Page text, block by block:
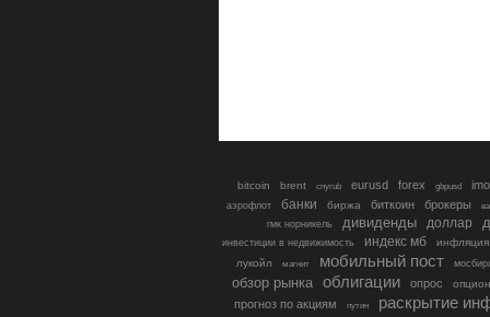
bitcoin brent cnyrub eurusd forex gbpusd
аэрофлот банки биржа биткоин брокеры
гмк норникель
дивиденды доллар
инвестиции в недвижимость индекс мб
инфляция
лукойл
магнит мобильный пост
обзор рынка облигации опрос
прогноз по акциям путин раскрытие